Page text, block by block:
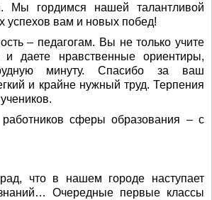
Мы гордимся нашей талантливой
вам и новых побед!
– педагогам. Вы не только учите
даете нравственные ориентиры,
минуту. Спасибо за ваш
и крайне нужный труд. Терпения
сферы образования – с
что в нашем городе наступает
Очередные первые классы